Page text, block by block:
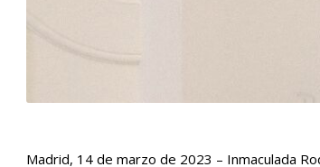
Madrid, 14 de marzo de 2023 – Inmaculada